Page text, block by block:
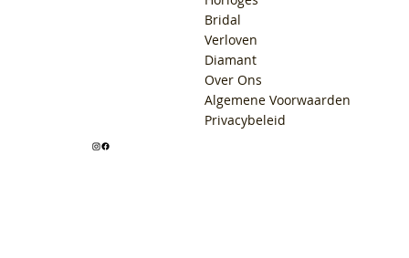
Bridal
Verloven
Diamant
Over Ons
Algemene Voorwaarden
Privacybeleid